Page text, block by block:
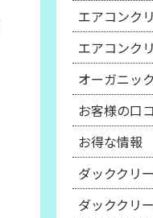
エアコンク
エアコンク
オーガニッ
お客様の口
お得な情報
ダッククリ
ダッククリ